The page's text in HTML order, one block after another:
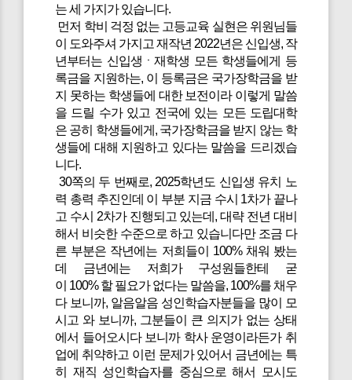
는 세 가지가 있습니다.
먼저 학비 걱정 없는 고등교육 실현은 위원님들
이 도와주셔 가지고 재작년 2022년은 신입생, 작
년부터는 신입생ㆍ재학생 모든 학생들에게 등
록금을 지원하는, 이 등록금은 국가장학금을 받
지 못하는 학생들에 대한 보전이라 이렇게 말씀
을 드릴 수가 있고 전국에 있는 모든 도립대학
은 공히 학생들에게, 국가장학금을 받지 않는 학
생들에 대해 지원하고 있다는 말씀을 드리겠습
니다.
30쪽의 두 번째로, 2025학년도 신입생 유치 노
력 총력 추진인데 이 부분 지금 수시 1차가 끝나
고 수시 2차가 진행되고 있는데, 대략 전년 대비
해서 비슷한 수준으로 하고 있습니다만 조금 다
른 부분은 작년에는 저희들이 100% 채워 봤는
데 금년에는 저희가 구성원들한테 굳
이 100% 할 필요가 없다는 말씀을, 100%를 채우
다 보니까, 알음알음 성인학습자분들을 많이 모
시고 와 보니까, 그분들이 큰 의지가 없는 상태
에서 들어오시다 보니까 학사 운영이라든가 취
업에 취약하고 이런 문제가 있어서 금년에는 특
히 재직 성인학습자를 중심으로 해서 모시도